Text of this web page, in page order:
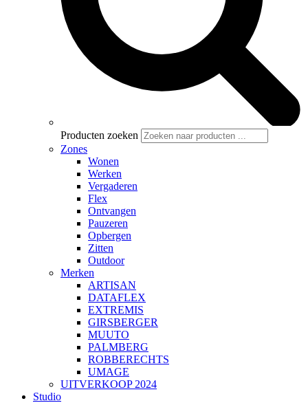
Producten zoeken
Zones
Wonen
Werken
Vergaderen
Flex
Ontvangen
Pauzeren
Opbergen
Zitten
Outdoor
Merken
ARTISAN
DATAFLEX
EXTREMIS
GIRSBERGER
MUUTO
PALMBERG
ROBBERECHTS
UMAGE
UITVERKOOP 2024
Studio